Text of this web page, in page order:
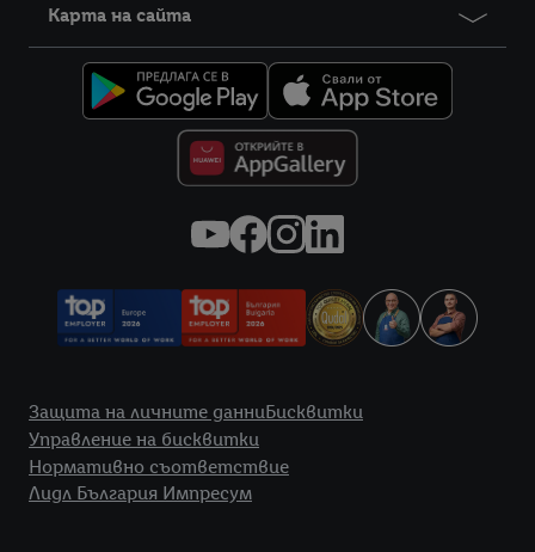
Карта на сайта
Защита на личните данниБисквитки
Управление на бисквитки
Нормативно съответствие
Лидл България Импресум